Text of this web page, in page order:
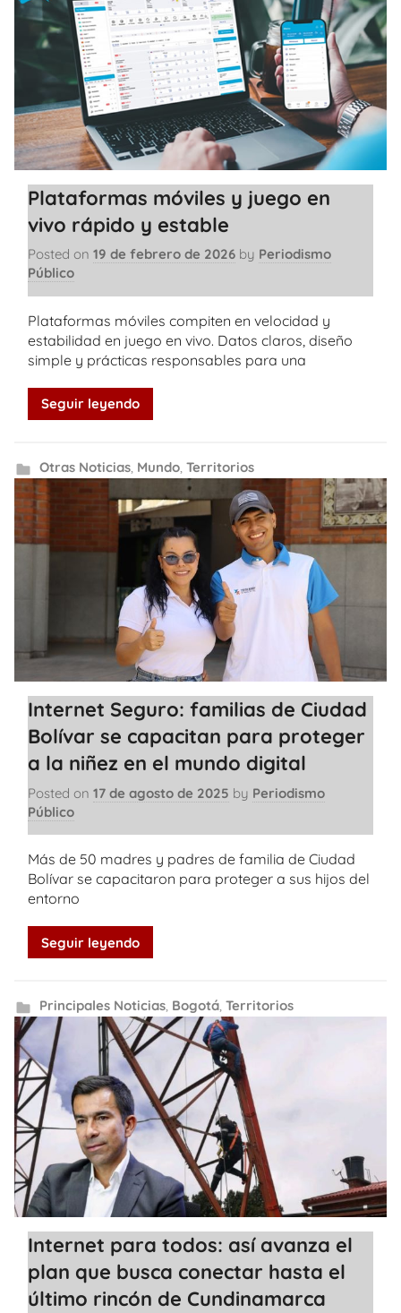
Plataformas móviles y juego en
vivo rápido y estable
Posted on 19 de febrero de 2026 by Periodismo
Público
Plataformas móviles compiten en velocidad y
estabilidad en juego en vivo. Datos claros, diseño
simple y prácticas responsables para una
Seguir leyendo
Otras Noticias, Mundo, Territorios
Internet Seguro: familias de Ciudad
Bolívar se capacitan para proteger
a la niñez en el mundo digital
Posted on 17 de agosto de 2025 by Periodismo
Público
Más de 50 madres y padres de familia de Ciudad
Bolívar se capacitaron para proteger a sus hijos del
entorno
Seguir leyendo
Principales Noticias, Bogotá, Territorios
Internet para todos: así avanza el
plan que busca conectar hasta el
último rincón de Cundinamarca